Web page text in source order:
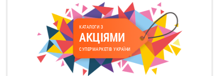
КАТАЛОГИ З
АКЦІЯМИ
СУПЕРМАРКЕТІВ УКРАЇНИ